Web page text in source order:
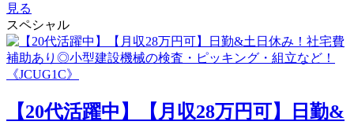
見る
スペシャル
【20代活躍中】【月収28万円可】日勤&